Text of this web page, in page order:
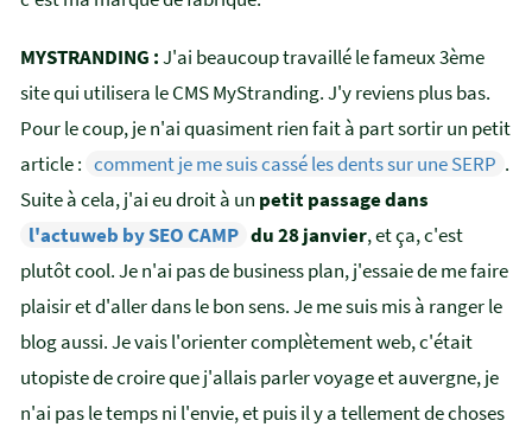
MYSTRANDING :J'ai beaucoup travaillé le fameux 3ème
site qui utilisera le CMS MyStranding. J'y reviens plus bas.
Pour le coup, je n'ai quasiment rien fait à part sortir un petit
article : comment je me suis cassé les dents sur une SERP .
Suite à cela, j'ai eu droit à un petit passage dans
l'actuweb by SEO CAMP du 28 janvier, et ça, c'est
plutôt cool. Je n'ai pas de business plan, j'essaie de me faire
plaisir et d'aller dans le bon sens. Je me suis mis à ranger le
blog aussi. Je vais l'orienter complètement web, c'était
utopiste de croire que j'allais parler voyage et auvergne, je
n'ai pas le temps ni l'envie, et puis il y a tellement de choses